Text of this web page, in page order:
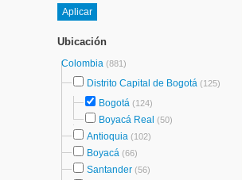
Ubicación
Colombia (881)
Distrito Capital de Bogotá (125)
Bogotá (124)
Boyacá Real (50)
Antioquia (102)
Boyacá (66)
Santander (56)